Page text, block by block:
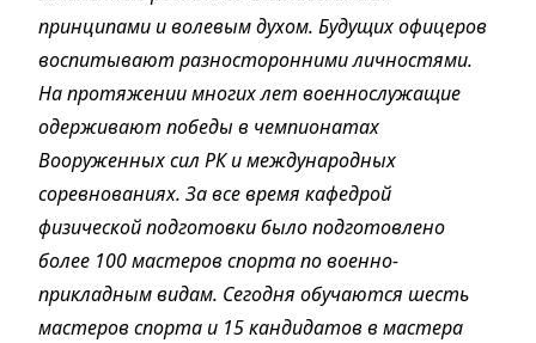
принципами и волевым духом. Будущих офицеров
воспитывают разносторонними личностями.
На протяжении многих лет военнослужащие
одерживают победы в чемпионатах
Вооруженных сил РК и международных
соревнованиях. За все время кафедрой
физической подготовки было подготовлено
более 100 мастеров спорта по военно-
прикладным видам. Сегодня обучаются шесть
мастеров спорта и 15 кандидатов в мастера